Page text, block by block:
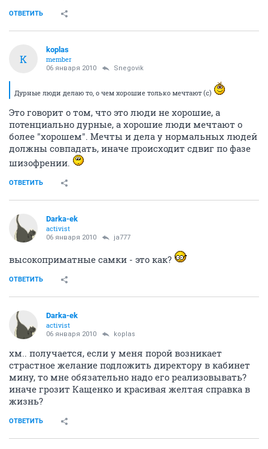
ОТВЕТИТЬ
K
koplas
member
06 января 2010 Snegovik
Дурные люди делаю то, о чем хорошие только мечтают (с)
Это говорит о том, что это люди не хорошие, а
потенциально дурные, а хорошие люди мечтают о
более "хорошем". Мечты и дела у нормальных людей
должны совпадать, иначе происходит сдвиг по фазе
шизофрении.
ОТВЕТИТЬ
Darka-ek
activist
06 января 2010 ja777
высокоприматные самки - это как?
ОТВЕТИТЬ
Darka-ek
activist
06 января 2010 koplas
хм.. получается, если у меня порой возникает
страстное желание подложить директору в кабинет
мину, то мне обязательно надо его реализовывать?
иначе грозит Кащенко и красивая желтая справка в
жизнь?
ОТВЕТИТЬ